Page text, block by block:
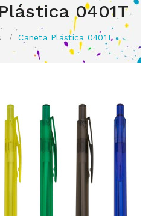
0401T
Caneta Plástica 0401T